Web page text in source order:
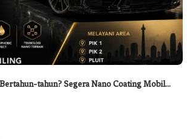
tahun? Segera Nano Coating Mobil…